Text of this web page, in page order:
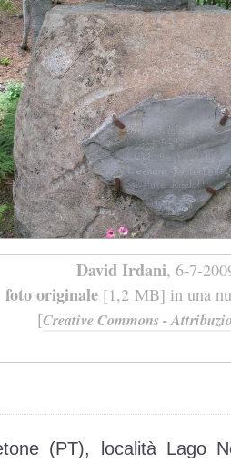
David Irdani, 6-7-
foto originale[1,2 MB] in una
[Creative Commons -
(PT), località Lago